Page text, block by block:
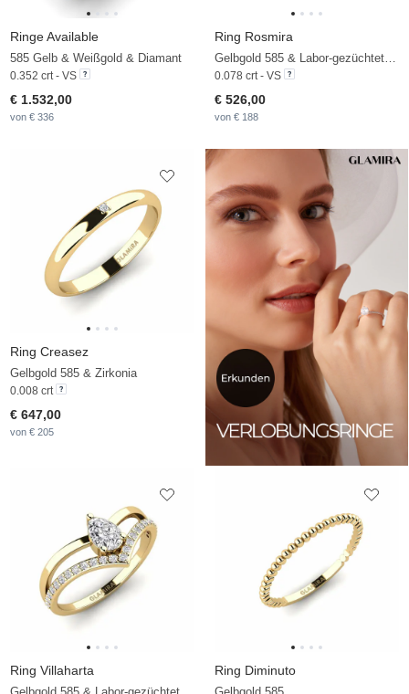
Ringe Available
585 Gelb & Weißgold & Diamant
0.352 crt - VS
€ 1.532,00
von € 336
Ring Rosmira
Gelbgold 585 & Labor-gezüchteter Diamant
0.078 crt - VS
€ 526,00
von € 188
Ring Creasez
Gelbgold 585 & Zirkonia
0.008 crt
€ 647,00
von € 205
Ring Villaharta Ring Diminuto